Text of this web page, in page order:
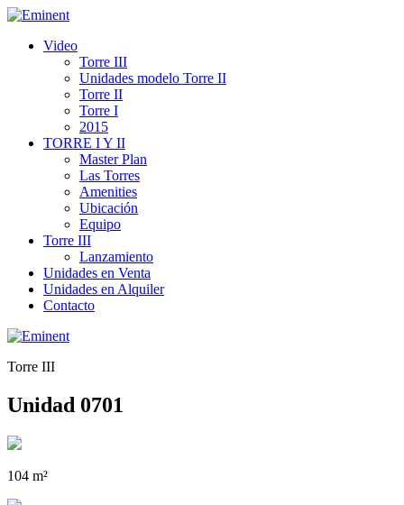
Video
Torre III
Unidades modelo Torre II
Torre II
Torre I
2015
TORRE I Y II
Master Plan
Las Torres
Amenities
Ubicación
Equipo
Torre III
Lanzamiento
Unidades en Venta
Unidades en Alquiler
Contacto
Torre III
Unidad 0701
104 m²